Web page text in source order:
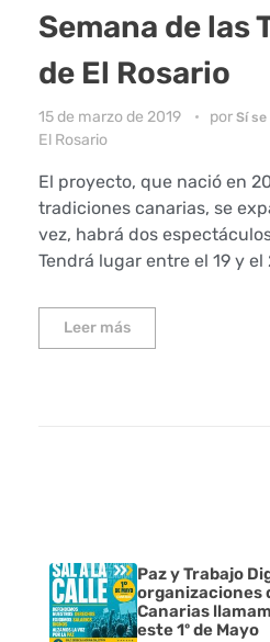
Semana de las
de El Rosario
15 de marzo de 2019 por Sí se
El Rosario
El proyecto, que nació en
tradiciones canarias, se
vez, habrá dos
Tendrá lugar entre el 19 y el
Leer más
Paz y Trabajo
organizaciones
Canarias
este 1º de Mayo